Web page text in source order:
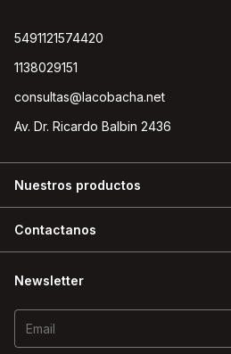
5491121574420
1138029151
consultas@lacobacha.net
Av. Dr. Ricardo Balbin 2436
Nuestros productos
Contactanos
Newsletter